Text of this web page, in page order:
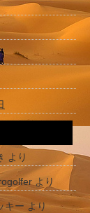
より
より
キー より